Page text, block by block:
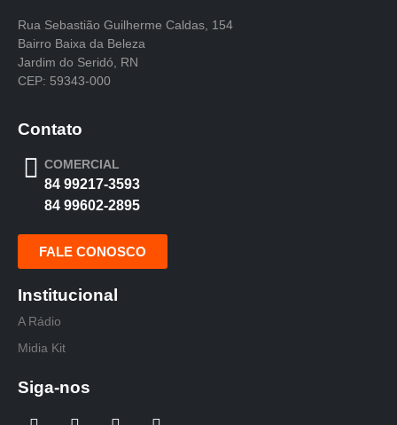
Rua Sebastião Guilherme Caldas, 154
Bairro Baixa da Beleza
Jardim do Seridó, RN
CEP: 59343-000
Contato
COMERCIAL
84 99217-3593
84 99602-2895
FALE CONOSCO
Institucional
A Rádio
Midia Kit
Siga-nos